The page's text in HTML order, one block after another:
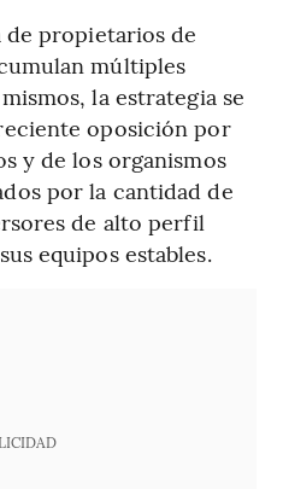
de propietarios de
múltiples
la estrategia se
oposición por
y de los organismos
por la cantidad de
de alto perfil
equipos estables.